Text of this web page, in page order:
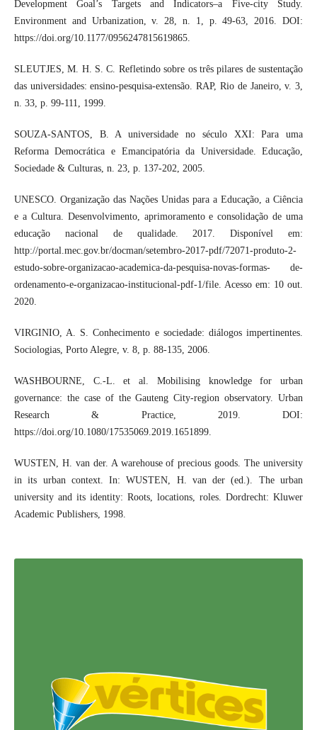
Development Goal’s Targets and Indicators–a Five-city Study.
Environment and Urbanization, v. 28, n. 1, p. 49-63, 2016. DOI:
https://doi.org/10.1177/0956247815619865.
SLEUTJES, M. H. S. C. Refletindo sobre os três pilares de sustentação
das universidades: ensino-pesquisa-extensão. RAP, Rio de Janeiro, v. 3,
n. 33, p. 99-111, 1999.
SOUZA-SANTOS, B. A universidade no século XXI: Para uma
Reforma Democrática e Emancipatória da Universidade. Educação,
Sociedade & Culturas, n. 23, p. 137-202, 2005.
UNESCO. Organização das Nações Unidas para a Educação, a Ciência
e a Cultura. Desenvolvimento, aprimoramento e consolidação de uma
educação nacional de qualidade. 2017. Disponível em:
http://portal.mec.gov.br/docman/setembro-2017-pdf/72071-produto-2-
estudo-sobre-organizacao-academica-da-pesquisa-novas-formas- de-
ordenamento-e-organizacao-institucional-pdf-1/file. Acesso em: 10 out.
2020.
VIRGINIO, A. S. Conhecimento e sociedade: diálogos impertinentes.
Sociologias, Porto Alegre, v. 8, p. 88-135, 2006.
WASHBOURNE, C.-L. et al. Mobilising knowledge for urban
governance: the case of the Gauteng City-region observatory. Urban
Research & Practice, 2019. DOI:
https://doi.org/10.1080/17535069.2019.1651899.
WUSTEN, H. van der. A warehouse of precious goods. The university
in its urban context. In: WUSTEN, H. van der (ed.). The urban
university and its identity: Roots, locations, roles. Dordrecht: Kluwer
Academic Publishers, 1998.